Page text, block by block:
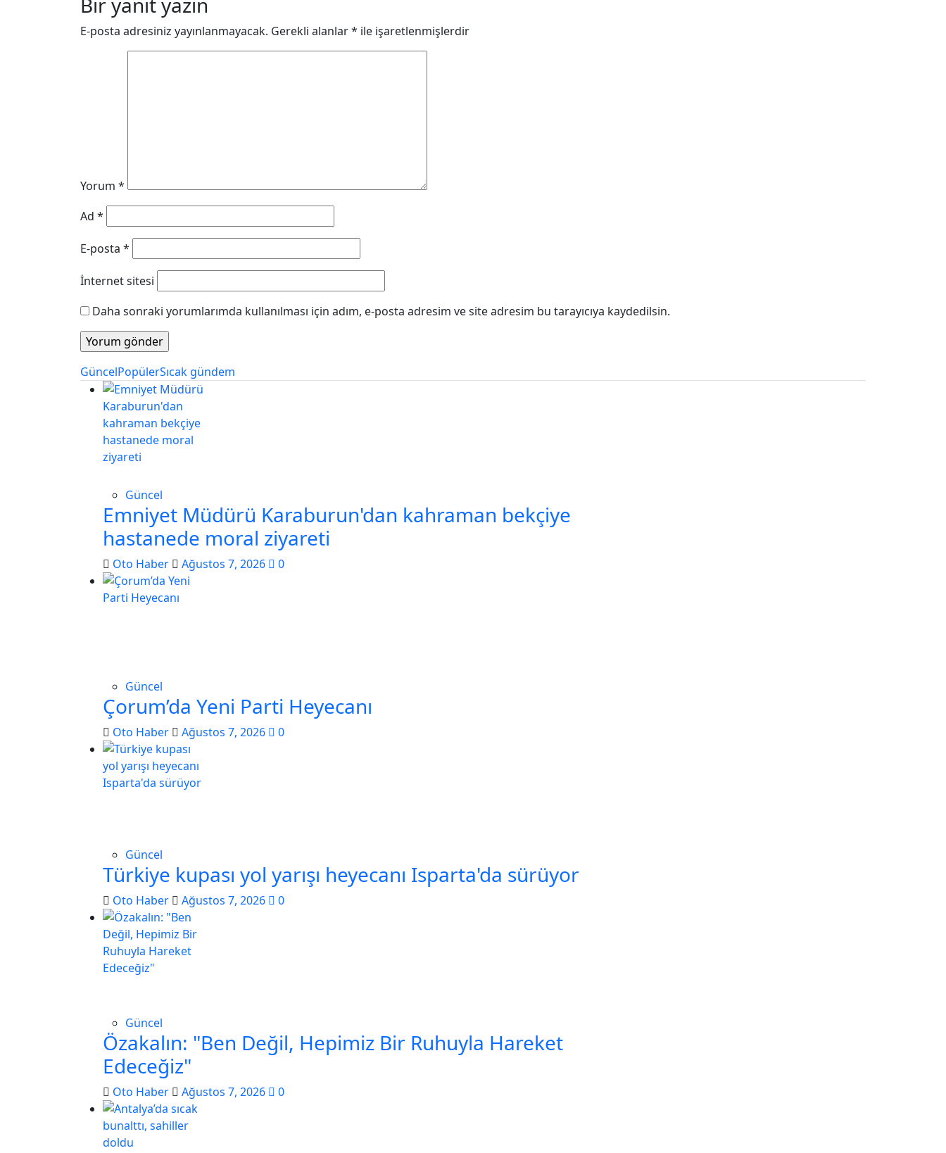
E-posta adresiniz yayınlanmayacak. Gerekli alanlar* ile işaretlenmişlerdir
Yorum *
Ad *
E-posta *
İnternet sitesi
Daha sonraki yorumlarımda kullanılması için adım, e-posta adresim ve site adresim bu tarayıcıya kaydedilsin.
GüncelPopülerSıcak gündem
Güncel
Emniyet Müdürü Karaburun'dan kahraman bekçiye
hastanede moral ziyareti
Oto Haber Ağustos 7, 2026 0
Güncel
Çorum’da Yeni Parti Heyecanı
Oto Haber Ağustos 7, 2026 0
Güncel
Türkiye kupası yol yarışı heyecanı Isparta'da sürüyor
Oto Haber Ağustos 7, 2026 0
Güncel
Özakalın: "Ben Değil, Hepimiz Bir Ruhuyla Hareket
Edeceğiz"
Oto Haber Ağustos 7, 2026 0